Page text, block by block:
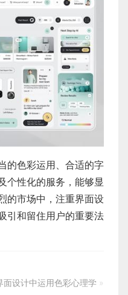
的色彩运用、合适的字
个性化的服务，能够显
的市场中，注重界面设
引和留住用户的重要法
面设计中运用色彩心理学 »